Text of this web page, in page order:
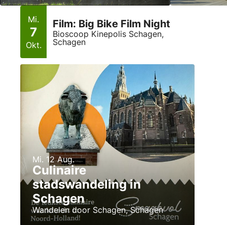
Mi.
7
Okt.
Film: Big Bike Film Night
Bioscoop Kinepolis Schagen,
Schagen
Mi. 12 Aug.
Culinaire
stadswandeling in
Schagen
Wandelen door Schagen, Schagen